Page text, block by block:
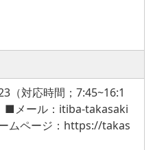
対応時間；7:45~16:1
メール：itiba-takasaki
ページ：https://takas